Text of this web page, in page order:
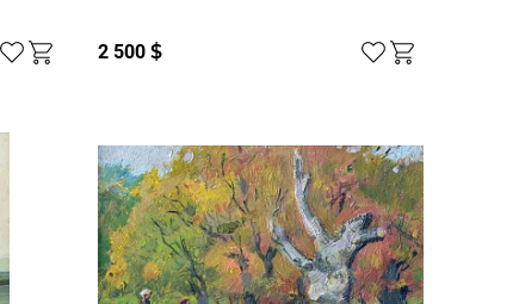
2 500 $